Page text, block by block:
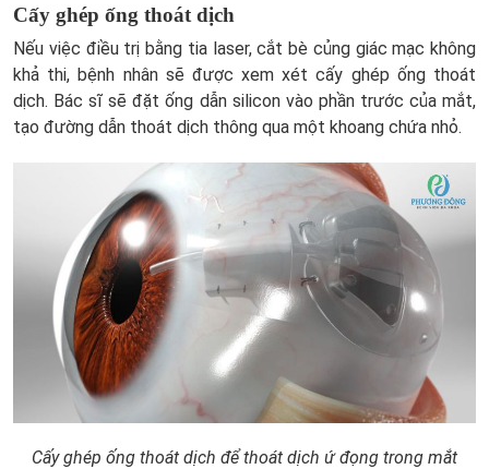
Cấy ghép ống thoát dịch
Nếu việc điều trị bằng tia laser, cắt bè củng giác mạc không
khả thi, bệnh nhân sẽ được xem xét cấy ghép ống thoát
dịch. Bác sĩ sẽ đặt ống dẫn silicon vào phần trước của mắt,
tạo đường dẫn thoát dịch thông qua một khoang chứa nhỏ.
Cấy ghép ống thoát dịch để thoát dịch ứ đọng trong mắt